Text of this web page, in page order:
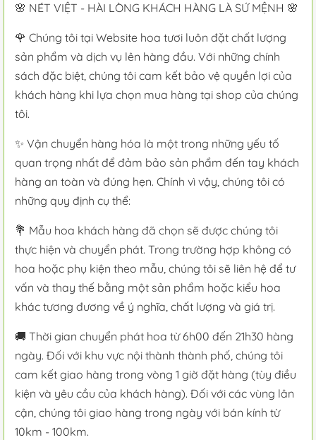
🌸 NÉT VIỆT - HÀI LÒNG KHÁCH HÀNG LÀ SỨ MỆNH 🌸
🌹 Chúng tôi tại Website hoa tươi luôn đặt chất lượng
sản phẩm và dịch vụ lên hàng đầu. Với những chính
sách đặc biệt, chúng tôi cam kết bảo vệ quyền lợi của
khách hàng khi lựa chọn mua hàng tại shop của chúng
tôi.
✨ Vận chuyển hàng hóa là một trong những yếu tố
quan trọng nhất để đảm bảo sản phẩm đến tay khách
hàng an toàn và đúng hẹn. Chính vì vậy, chúng tôi có
những quy định cụ thể:
💐 Mẫu hoa khách hàng đã chọn sẽ được chúng tôi
thực hiện và chuyển phát. Trong trường hợp không có
hoa hoặc phụ kiện theo mẫu, chúng tôi sẽ liên hệ để tư
vấn và thay thế bằng một sản phẩm hoặc kiểu hoa
khác tương đương về ý nghĩa, chất lượng và giá trị.
🚚 Thời gian chuyển phát hoa từ 6h00 đến 21h30 hàng
ngày. Đối với khu vực nội thành thành phố, chúng tôi
cam kết giao hàng trong vòng 1 giờ đặt hàng (tùy điều
kiện và yêu cầu của khách hàng). Đối với các vùng lân
cận, chúng tôi giao hàng trong ngày với bán kính từ
10km - 100km.